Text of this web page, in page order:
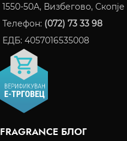
1550-50A, Визбегово, Скопје
Телефон: (072) 73 33 98
ЕДБ: 4057016535008
FRAGRANCE БЛОГ